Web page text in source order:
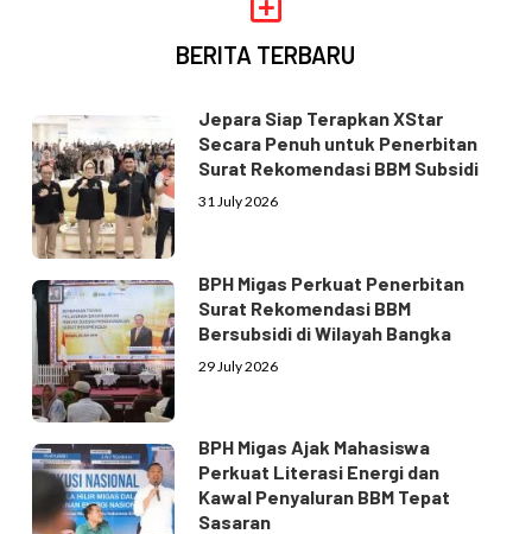
BERITA TERBARU
Jepara Siap Terapkan XStar
Secara Penuh untuk Penerbitan
Surat Rekomendasi BBM Subsidi
31 July 2026
BPH Migas Perkuat Penerbitan
Surat Rekomendasi BBM
Bersubsidi di Wilayah Bangka
29 July 2026
BPH Migas Ajak Mahasiswa
Perkuat Literasi Energi dan
Kawal Penyaluran BBM Tepat
Sasaran